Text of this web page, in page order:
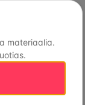
materiaalia.